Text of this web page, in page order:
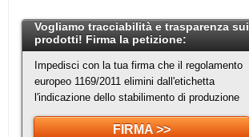
Vogliamo tracciabilità e trasparenza sui
prodotti! Firma la petizione:
Impedisci con la tua firma che il regolamento
europeo 1169/2011 elimini dall'etichetta
l'indicazione dello stabilimento di produzione
FIRMA >>